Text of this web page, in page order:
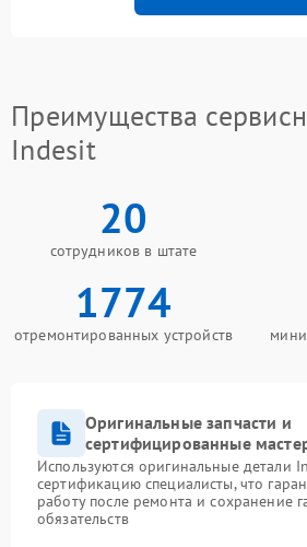
Преимущества
Indesit
20
сотрудников в штате
1774
отремонтированных устройств
Оригинальные запчасти и
сертифицированные
Используются оригинальные детали
сертификацию специалисты, что
работу после ремонта и сохранение
обязательств